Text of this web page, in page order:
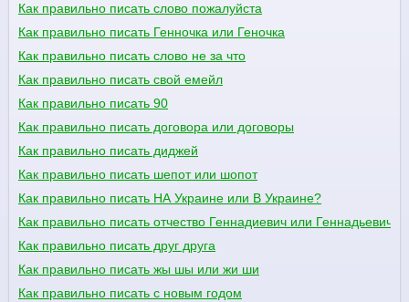
Как правильно писать слово пожалуйста
Как правильно писать Генночка или Геночка
Как правильно писать слово не за что
Как правильно писать свой емейл
Как правильно писать 90
Как правильно писать договора или договоры
Как правильно писать диджей
Как правильно писать шепот или шопот
Как правильно писать НА Украине или В Украине?
Как правильно писать отчество Геннадиевич или Геннадьевич
Как правильно писать друг друга
Как правильно писать жы шы или жи ши
Как правильно писать с новым годом